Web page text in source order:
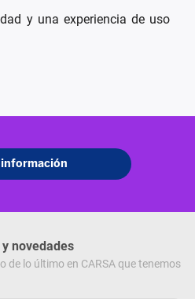
y una experiencia de uso
novedades
de lo último en CARSA que tenemos